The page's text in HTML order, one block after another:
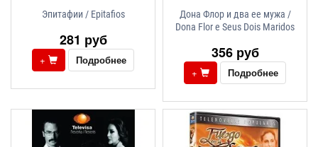
Эпитафии / Epitafios
281 руб
+ Подробнее
Дона Флор и два ее мужа /
Dona Flor e Seus Dois Maridos
356 руб
+ Подробнее